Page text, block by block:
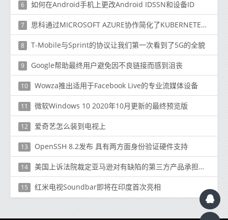
6 如何在Android手机上更改Android IDSSN和设备ID
7 思科通过MICROSOFT AZURE协作简化了KUBERNETES容器部署
8 T-Mobile与Sprint的协议让我们第一次看到了5G的全貌
9 Google帮助最终用户避免因不良链接而感到沮丧
10 Wowza推出适用于Facebook Live的专业流媒体设备
11 微软Windows 10 2020年10月更新的最终预览版
12 爱奇艺怎么装到电视上
13 OpenSSH 8.2发布 具有两方面身份验证硬件支持
14 美国上诉法院裁定亚马逊对有缺陷的第三方产品承担责任
15 红米电视Soundbar即将在印度首次亮相